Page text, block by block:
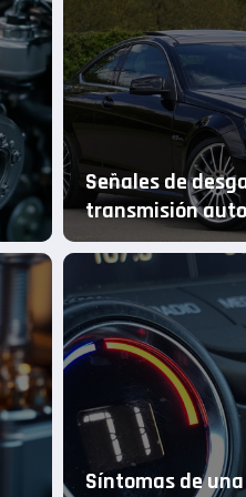
Señales de
transmisión
Mercedes Clase B
Síntomas de
piezas N7
las ventajas